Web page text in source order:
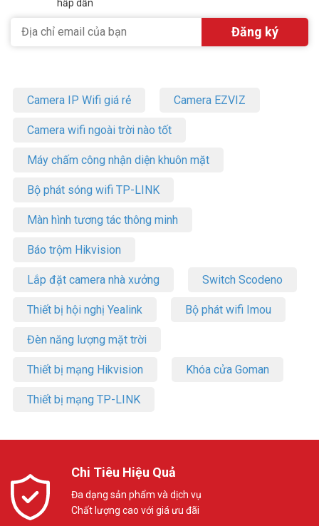
hấp dẫn
Camera IP Wifi giá rẻ Camera EZVIZ
Camera wifi ngoài trời nào tốt
Máy chấm công nhận diện khuôn mặt
Bộ phát sóng wifi TP-LINK
Màn hình tương tác thông minh
Báo trộm Hikvision
Lắp đặt camera nhà xưởng Switch Scodeno
Thiết bị hội nghị Yealink Bộ phát wifi Imou
Đèn năng lượng mặt trời
Thiết bị mạng Hikvision Khóa cửa Goman
Thiết bị mạng TP-LINK
Chi Tiêu Hiệu Quả
Đa dạng sản phẩm và dịch vụ
Chất lượng cao với giá ưu đãi